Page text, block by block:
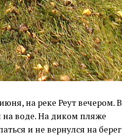
на реке Реут вечером. В
на воде. На диком пляже
и не вернулся на берег